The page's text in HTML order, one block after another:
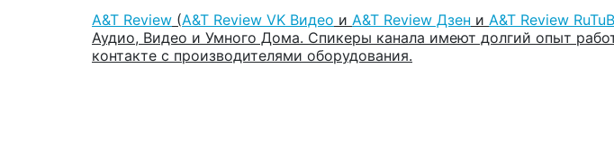
A&T Review (A&T Review VK Видео и A&T Review Дзен и A&T Review
Аудио, Видео и Умного Дома. Спикеры канала имеют долгий опыт
контакте с производителями оборудования.